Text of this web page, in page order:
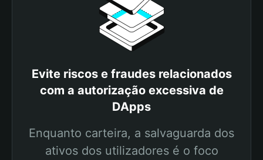
Evite riscos e fraudes relacionados
com a autorização excessiva de
DApps
Enquanto carteira, a salvaguarda dos
ativos dos utilizadores é o foco